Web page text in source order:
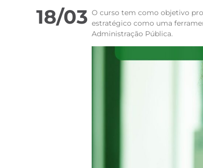
18/03 O curso tem como objetivo
estratégico como uma
Administração Pública.